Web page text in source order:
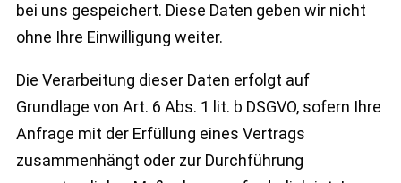
bei uns gespeichert. Diese Daten geben wir nicht
ohne Ihre Einwilligung weiter.
Die Verarbeitung dieser Daten erfolgt auf
Grundlage von Art. 6 Abs. 1 lit. b DSGVO, sofern Ihre
Anfrage mit der Erfüllung eines Vertrags
zusammenhängt oder zur Durchführung